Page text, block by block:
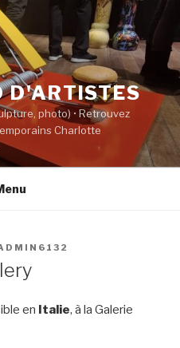
D'ARTISTES
photo) • Retrouvez
Charlotte
en Italie, à la Galerie